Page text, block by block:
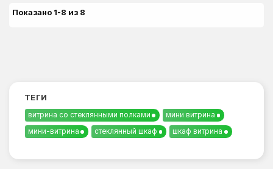
ТЕГИ
витрина со стеклянными полками
мини витрина
мини-витрина
стеклянный шкаф шкаф витрина
Показано 1-8 из 8